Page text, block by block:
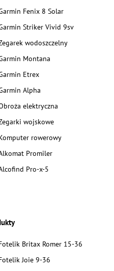
Fenix 8 Solar
Striker Vivid 9sv
wodoszczelny
Montana
Etrex
Alpha
elektryczna
wojskowe
rowerowy
Promiler
Pro-x-5
Britax Romer 15-36
Joie 9-36